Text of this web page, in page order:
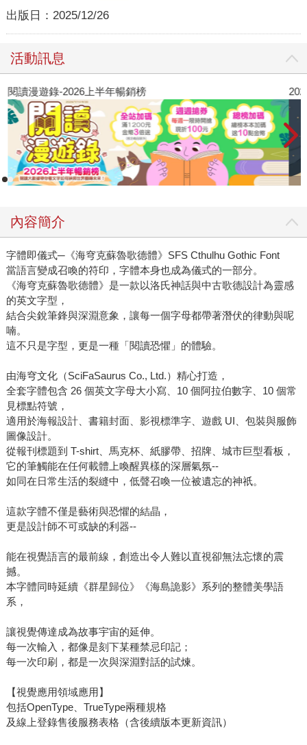
出版日： 2025/12/26
活動訊息
閱讀漫遊錄-2026上半年暢銷榜
內容簡介
字體即儀式─《海穹克蘇魯歌德體》SFS Cthulhu Gothic Font
當語言變成召喚的符印，字體本身也成為儀式的一部分。
《海穹克蘇魯歌德體》是一款以洛氏神話與中古歌德設計為靈感
的英文字型，
結合尖銳筆鋒與深淵意象，讓每一個字母都帶著潛伏的律動與呢
喃。
這不只是字型，更是一種「閱讀恐懼」的體驗。
由海穹文化（SciFaSaurus Co., Ltd.）精心打造，
全套字體包含 26 個英文字母大小寫、10 個阿拉伯數字、10 個常
見標點符號，
適用於海報設計、書籍封面、影視標準字、遊戲 UI、包裝與服飾
圖像設計。
從報刊標題到 T-shirt、馬克杯、紙膠帶、招牌、城市巨型看板，
它的筆觸能在任何載體上喚醒異樣的深層氣氛--
如同在日常生活的裂縫中，低聲召喚一位被遺忘的神祇。
這款字體不僅是藝術與恐懼的結晶，
更是設計師不可或缺的利器--
能在視覺語言的最前線，創造出令人難以直視卻無法忘懷的震
撼。
本字體同時延續《群星歸位》《海島詭影》系列的整體美學語
系，
讓視覺傳達成為故事宇宙的延伸。
每一次輸入，都像是刻下某種禁忌印記；
每一次印刷，都是一次與深淵對話的試煉。
【視覺應用領域應用】
包括OpenType、TrueType兩種規格
及線上登錄售後服務表格（含後續版本更新資訊）